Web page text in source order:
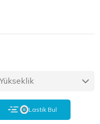
Yükseklik
Lastik Bul